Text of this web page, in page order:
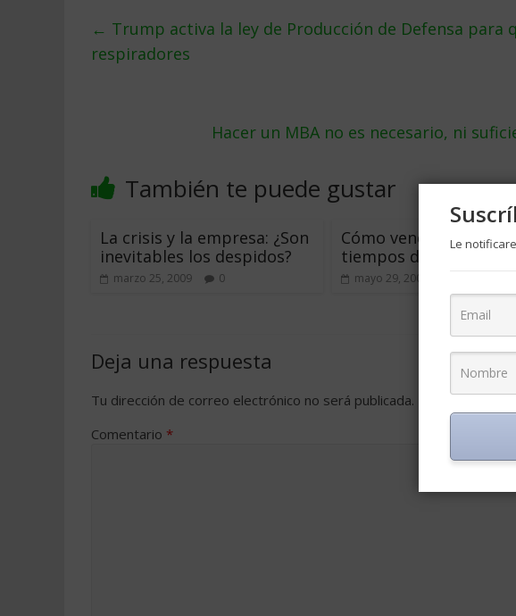
← Trump activa la ley de Producción de Defensa para
respiradores
Hacer un MBA no es necesario, ni
También te puede gustar
La crisis y la empresa: ¿Son
inevitables los despidos?
marzo 25, 2009 0
Cómo vender más en
tiempos de crisis
mayo 29, 2009
Deja una respuesta
Tu dirección de correo electrónico no será publicada. Los campos
Comentario *
Le